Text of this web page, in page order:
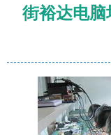
街裕达电